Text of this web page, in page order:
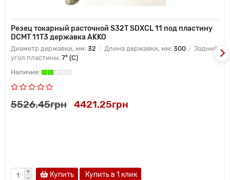
Резец токарный расточной S32T SDXCL 11 под пластину
DCMT 11T3 державка AKKO
Диаметр державки, мм: 32 Длина державки, мм: 300
Задний
угол пластины: 7° (C)
5526.45грн 4421.25грн
Купить Купить в 1 клик